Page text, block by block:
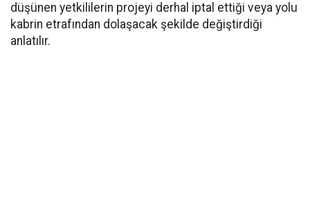
düşünen yetkililerin projeyi derhal iptal ettiği veya yolu
kabrin etrafından dolaşacak şekilde değiştirdiği
anlatılır.